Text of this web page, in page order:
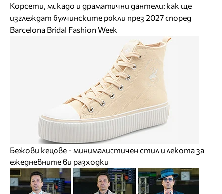
Корсети, микадо и драматични дантели: как ще
изглеждат булчинските рокли през 2027 според
Barcelona Bridal Fashion Week
Бежови кецове - минималистичен стил и лекота за
ежедневните ви разходки